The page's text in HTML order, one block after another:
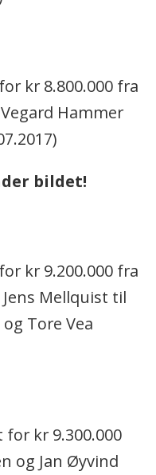
kr 8.800.000 fra
Hammer
bildet!
kr 9.200.000 fra
Mellquist til
Tore Vea
for kr 9.300.000
og Jan Øyvind